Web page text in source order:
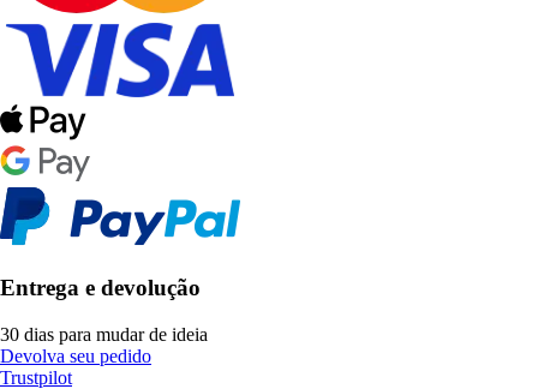
Entrega e devolução
30 dias para mudar de ideia
Devolva seu pedido
Trustpilot